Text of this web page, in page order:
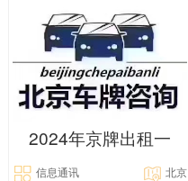
2024年京牌出租一
信息通讯 北京